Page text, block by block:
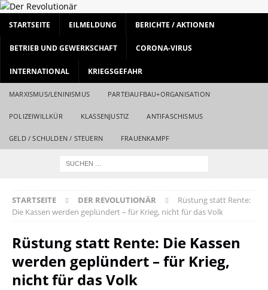
STARTSEITE EILMELDUNG BERICHTE / AKTIONEN
BETRIEB UND GEWERKSCHAFT CORONA-VIRUS
INTERNATIONAL KRIEGSGEFAHR
MARXISMUS/LENINISMUS PARTEIAUFBAU+ORGANISATION
POLIZEIWILLKÜR KLASSENJUSTIZ ANTIFASCHISMUS
GELD / SCHULDEN / STEUERN FRAUENKAMPF
STARTSEITE DER REVOLUTIONÄR
Rüstung statt Rente:
Die Kassen werden geplündert – für Krieg, nicht für das Volk
Rüstung statt Rente: Die Kassen
werden geplündert – für Krieg,
nicht für das Volk